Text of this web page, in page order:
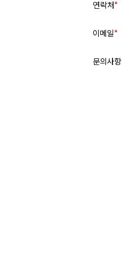
연락처*
이메일*
문의사항